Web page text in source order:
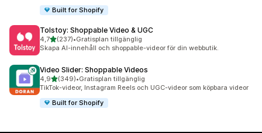
Built for Shopify
Tolstoy: Shoppable Video & UGC
4,7av 5 stjärnor
(237)
237 recensioner totalt
•Gratisplan tillgänglig
Skapa AI-innehåll och shoppable-videor för din webbutik.
Video Slider: Shoppable Videos
4,9av 5 stjärnor
(349)
349 recensioner totalt
•Gratisplan tillgänglig
TikTok-videor, Instagram Reels och UGC-videor som köpbara videor
Built for Shopify